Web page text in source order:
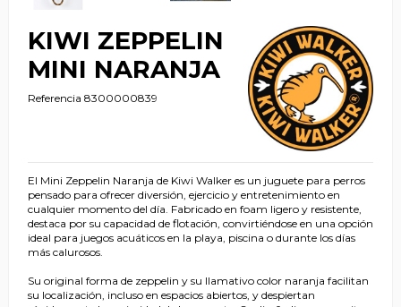
KIWI ZEPPELIN
MINI NARANJA
Referencia 8300000839
El Mini Zeppelin Naranja de Kiwi Walker es un juguete para perros
pensado para ofrecer diversión, ejercicio y entretenimiento en
cualquier momento del día. Fabricado en foam ligero y resistente,
destaca por su capacidad de flotación, convirtiéndose en una opción
ideal para juegos acuáticos en la playa, piscina o durante los días
más calurosos.
Su original forma de zeppelin y su llamativo color naranja facilitan
su localización, incluso en espacios abiertos, y despiertan